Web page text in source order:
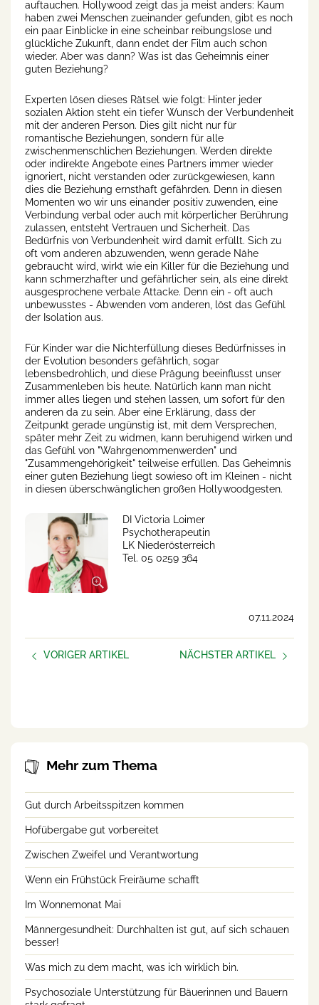
auftauchen. Hollywood zeigt das ja meist anders: Kaum
haben zwei Menschen zueinander gefunden, gibt es noch
ein paar Einblicke in eine scheinbar reibungslose und
glückliche Zukunft, dann endet der Film auch schon
wieder. Aber was dann? Was ist das Geheimnis einer
guten Beziehung?
Experten lösen dieses Rätsel wie folgt: Hinter jeder
sozialen Aktion steht ein tiefer Wunsch der Verbundenheit
mit der anderen Person. Dies gilt nicht nur für
romantische Beziehungen, sondern für alle
zwischenmenschlichen Beziehungen. Werden direkte
oder indirekte Angebote eines Partners immer wieder
ignoriert, nicht verstanden oder zurückgewiesen, kann
dies die Beziehung ernsthaft gefährden. Denn in diesen
Momenten wo wir uns einander positiv zuwenden, eine
Verbindung verbal oder auch mit körperlicher Berührung
zulassen, entsteht Vertrauen und Sicherheit. Das
Bedürfnis von Verbundenheit wird damit erfüllt. Sich zu
oft vom anderen abzuwenden, wenn gerade Nähe
gebraucht wird, wirkt wie ein Killer für die Beziehung und
kann schmerzhafter und gefährlicher sein, als eine direkt
ausgesprochene verbale Attacke. Denn ein - oft auch
unbewusstes - Abwenden vom anderen, löst das Gefühl
der Isolation aus.
Für Kinder war die Nichterfüllung dieses Bedürfnisses in
der Evolution besonders gefährlich, sogar
lebensbedrohlich, und diese Prägung beeinflusst unser
Zusammenleben bis heute. Natürlich kann man nicht
immer alles liegen und stehen lassen, um sofort für den
anderen da zu sein. Aber eine Erklärung, dass der
Zeitpunkt gerade ungünstig ist, mit dem Versprechen,
später mehr Zeit zu widmen, kann beruhigend wirken und
das Gefühl von "Wahrgenommenwerden" und
"Zusammengehörigkeit" teilweise erfüllen. Das Geheimnis
einer guten Beziehung liegt sowieso oft im Kleinen - nicht
in diesen überschwänglichen großen Hollywoodgesten.
DI Victoria Loimer
Psychotherapeutin
LK Niederösterreich
Tel. 05 0259 364
07.11.2024
VORIGER ARTIKEL
NÄCHSTER ARTIKEL
Mehr zum Thema
Gut durch Arbeitsspitzen kommen
Hofübergabe gut vorbereitet
Zwischen Zweifel und Verantwortung
Wenn ein Frühstück Freiräume schafft
Im Wonnemonat Mai
Männergesundheit: Durchhalten ist gut, auf sich schauen
besser!
Was mich zu dem macht, was ich wirklich bin.
Psychosoziale Unterstützung für Bäuerinnen und Bauern